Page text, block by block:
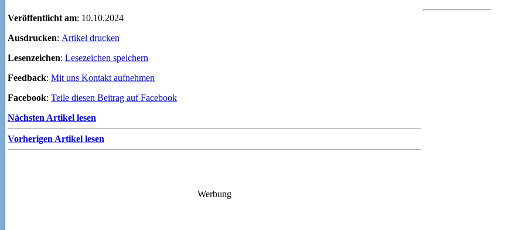
Veröffentlicht am: 10.10.2024
Ausdrucken: Artikel drucken
Lesenzeichen: Lesezeichen speichern
Feedback: Mit uns Kontakt aufnehmen
Facebook: Teile diesen Beitrag auf Facebook
Nächsten Artikel lesen
Vorherigen Artikel lesen
Werbung